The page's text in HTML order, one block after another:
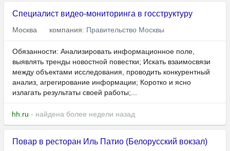
Специалист видео-мониторинга в госструктуру
Москва компания: Правительство Москвы
Обязанности: Анализировать информационное поле,
выявлять тренды новостной повестки; Искать взаимосвязи
между объектами исследования, проводить конкурентный
анализ, агрегирование информации; Коротко и ясно
излагать результаты своей работы;...
hh.ru - найдена более недели назад
Повар в ресторан Иль Патио (Белорусский вокзал)